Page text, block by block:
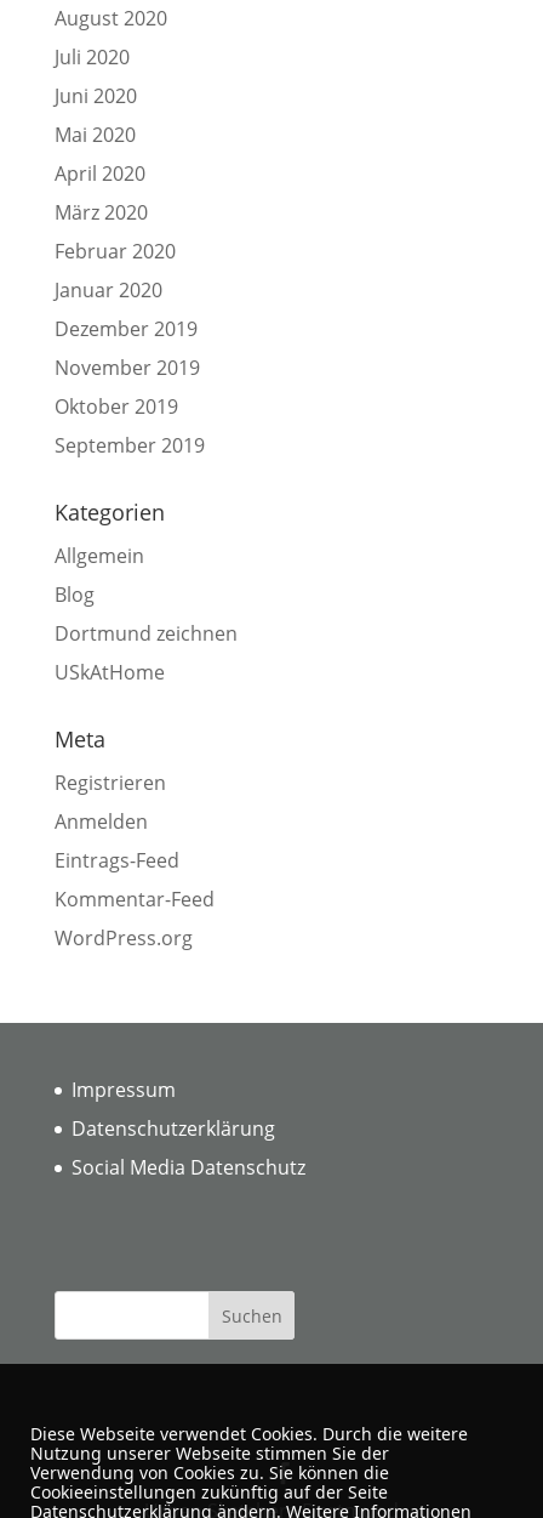
August 2020
Juli 2020
Juni 2020
Mai 2020
April 2020
März 2020
Februar 2020
Januar 2020
Dezember 2019
November 2019
Oktober 2019
September 2019
Kategorien
Allgemein
Blog
Dortmund zeichnen
USkAtHome
Meta
Registrieren
Anmelden
Eintrags-Feed
Kommentar-Feed
WordPress.org
Impressum
Datenschutzerklärung
Social Media Datenschutz
Urban Sketchers Dortmund
Diese Webseite verwendet Cookies. Durch die weitere
Nutzung unserer Webseite stimmen Sie der
Verwendung von Cookies zu. Sie können die
Cookieeinstellungen zukünftig auf der Seite
Datenschutzerklärung ändern. Weitere Informationen